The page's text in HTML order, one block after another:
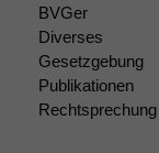
BVGer
Diverses
Gesetzgebung
Publikationen
Rechtsprechung